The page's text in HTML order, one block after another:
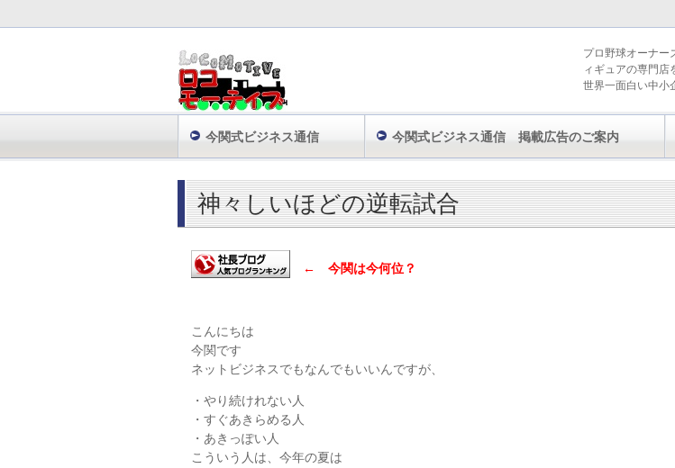
神々しいほどの逆転試合
← 今関は今何位？
こんにちは
今関です
ネットビジネスでもなんでもいいんですが、
・やり続けれない人
・すぐあきらめる人
・あきっぽい人
こういう人は、今年の夏は
プロ野球オーナー
ィギュアの専門店
世界一面白い中小
今関式ビジネス通信 今関式ビジネス通信 掲載広告のご案内